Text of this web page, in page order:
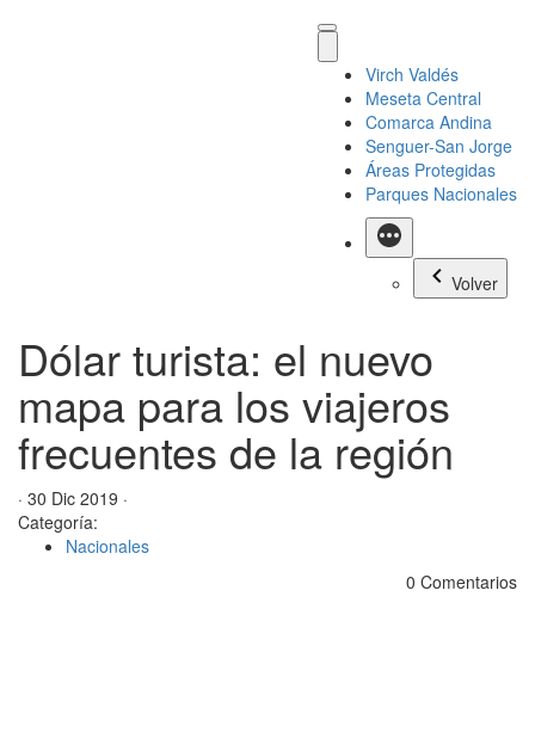
Virch Valdés
Meseta Central
Comarca Andina
Senguer-San Jorge
Áreas Protegidas
Parques Nacionales
Más
Volver
Dólar turista: el nuevo
mapa para los viajeros
frecuentes de la región
· 30 Dic 2019 ·
Categoría:
Nacionales
0 Comentarios